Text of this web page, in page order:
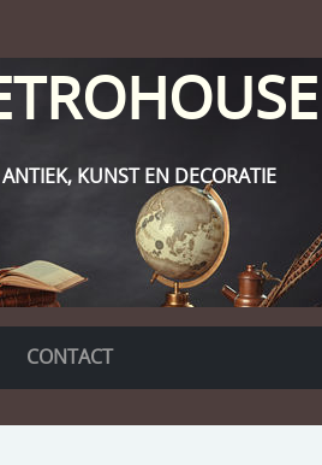
KUNST EN DECORATIE
CONTACT